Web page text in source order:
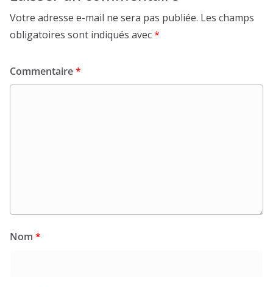
Votre adresse e-mail ne sera pas publiée. Les champs
obligatoires sont indiqués avec*
Commentaire*
Nom *